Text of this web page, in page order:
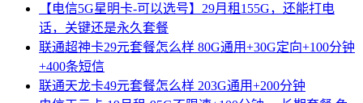
【电信5G星明卡-可以选号】29月租155G，还能打电
话，关键还是永久套餐
联通超神卡29元套餐怎么样 80G通用+30G定向+100分钟
+400条短信
联通天龙卡49元套餐怎么样 203G通用+200分钟